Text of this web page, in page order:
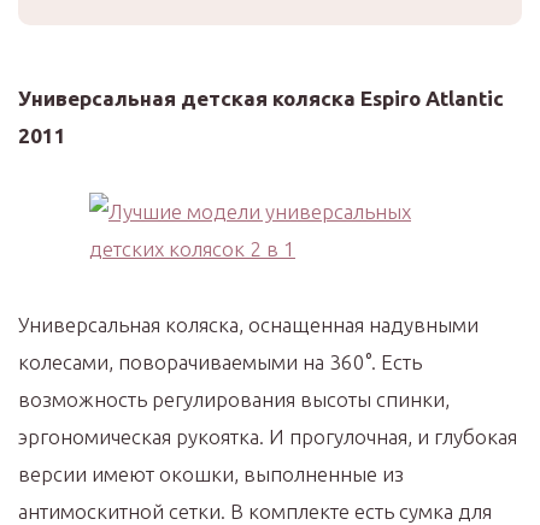
Универсальная детская коляска Espiro Atlantic
2011
Универсальная коляска, оснащенная надувными
колесами, поворачиваемыми на 360°. Есть
возможность регулирования высоты спинки,
эргономическая рукоятка. И прогулочная, и глубокая
версии имеют окошки, выполненные из
антимоскитной сетки. В комплекте есть сумка для